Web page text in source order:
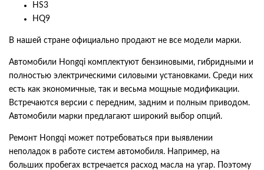
HS3
HQ9
В нашей стране официально продают не все модели марки.
Автомобили Hongqi комплектуют бензиновыми, гибридными и
полностью электрическими силовыми установками. Среди них
есть как экономичные, так и весьма мощные модификации.
Встречаются версии с передним, задним и полным приводом.
Автомобили марки предлагают широкий выбор опций.
Ремонт Hongqi может потребоваться при выявлении
неполадок в работе систем автомобиля. Например, на
больших пробегах встречается расход масла на угар. Поэтому